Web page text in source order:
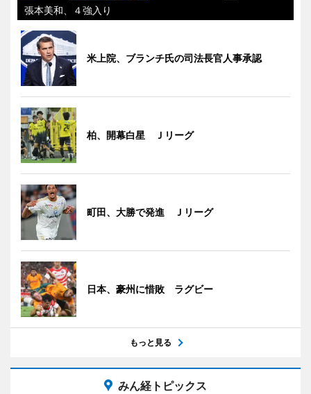
張本美和、４強入り
米上院、ブランチ氏の司法長官人事承認
柏、開幕白星 Ｊリーグ
町田、大勝で発進 Ｊリーグ
日本、豪州に惜敗 ラグビー
もっと見る
みん経トピックス